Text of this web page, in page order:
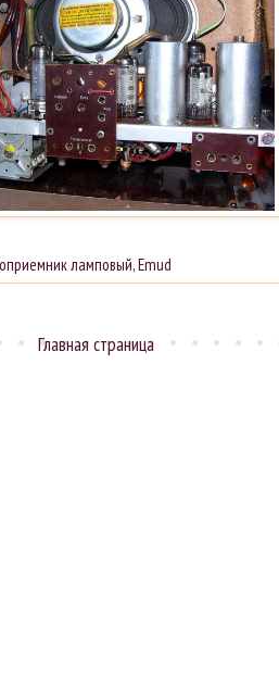
ламповый,Emud
Главная страница